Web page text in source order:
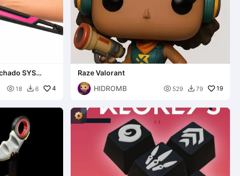
SYS
 18  6 4
Raze Valorant
HIDROMB
 529  79 19